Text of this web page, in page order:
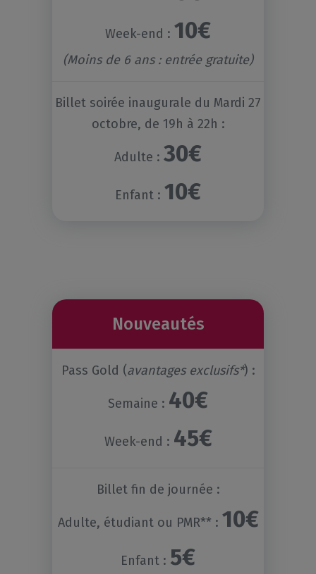
Week-end : 10€
(Moins de 6 ans : entrée gratuite)
Billet soirée inaugurale du Mardi 27
octobre, de 19h à 22h :
Adulte : 30€
Enfant : 10€
Nouveautés
Pass Gold (avantages exclusifs*) :
Semaine : 40€
Week-end : 45€
Billet fin de journée :
Adulte, étudiant ou PMR** : 10€
Enfant : 5€